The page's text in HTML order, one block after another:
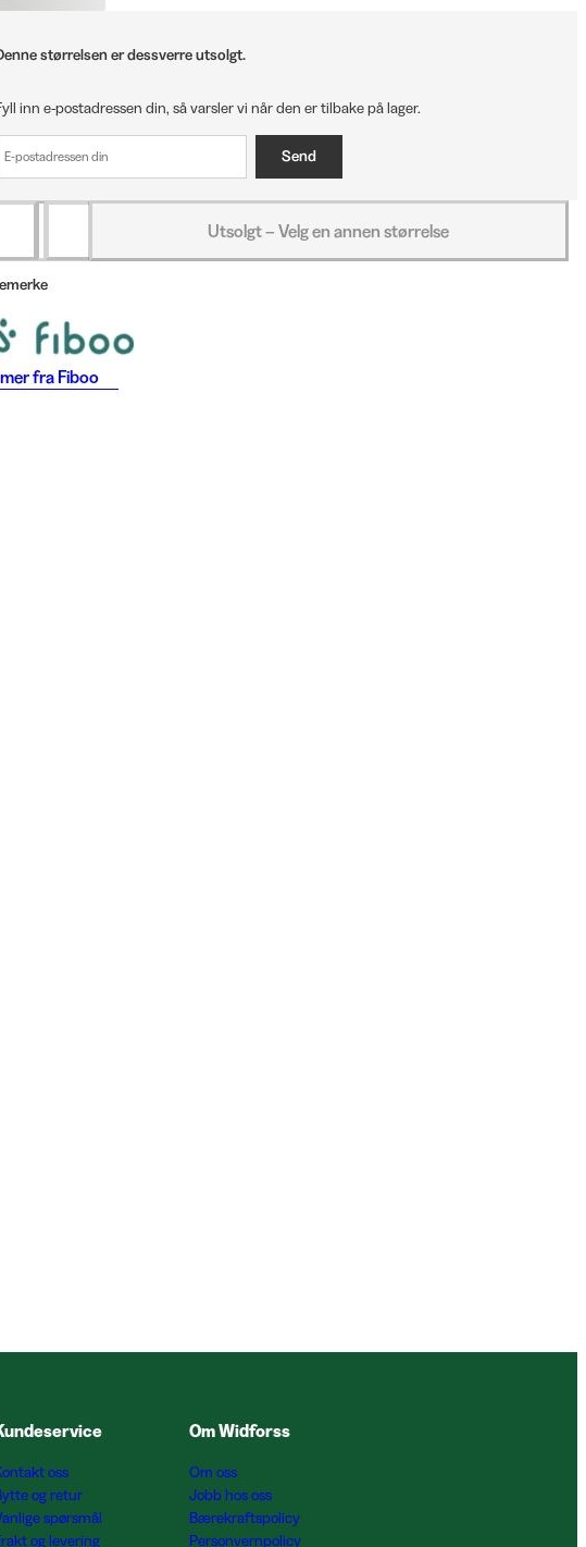
størrelsen er dessverre utsolgt.
inn e-postadressen din, så varsler vi når den er tilbake på lager.
Send
Utsolgt – Velg en annen størrelse
fra Fiboo
oss
og retur
spørsmål
og levering
Om Widforss
Om oss
Jobb hos oss
Bærekraftspolicy
Personvernpolicy